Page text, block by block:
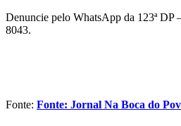
Denuncie pelo WhatsApp da 123ª DP
8043.
Fonte: Fonte: Jornal Na Boca do